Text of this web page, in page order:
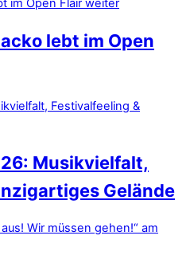
lebt im Open
Musikvielfalt,
Gelände